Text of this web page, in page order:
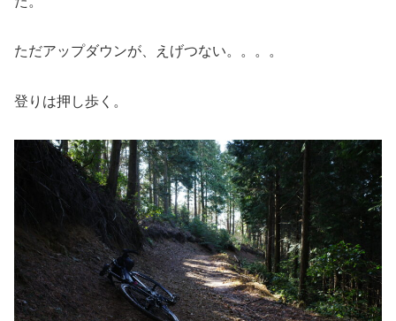
ただアップダウンが、えげつない。。。。
登りは押し歩く。